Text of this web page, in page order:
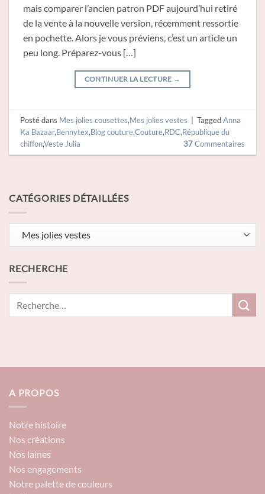
mais comparer l’ancien patron PDF aujourd’hui retiré
de la vente à la nouvelle version, récemment ressortie
en pochette. Alors je vous préviens, c’est un article un
peu long. Préparez-vous […]
CONTINUER LA LECTURE →
Posté dans Mes jolies cousettes,Mes jolies vestes | TaggedAnna
Ka Bazaar,Bennytex,Blog couture,Couture,RDC,République du
chiffon,Veste Julia 37Commentaires
CATÉGORIES DÉTAILLÉES
détaillées
RECHERCHE
A PROPOS
Notre histoire
Nos créations
Nos laines
Nos engagements
Notre palette de couleurs